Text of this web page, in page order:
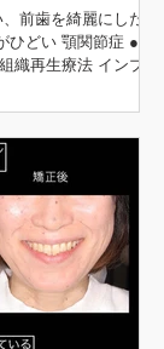
前歯を綺麗にしたい
どい 顎関節症 ●治
織再生療法 インプラ
の希望 長持ちする
後 初診時 治療後...